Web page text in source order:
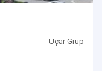
Uçar Grup